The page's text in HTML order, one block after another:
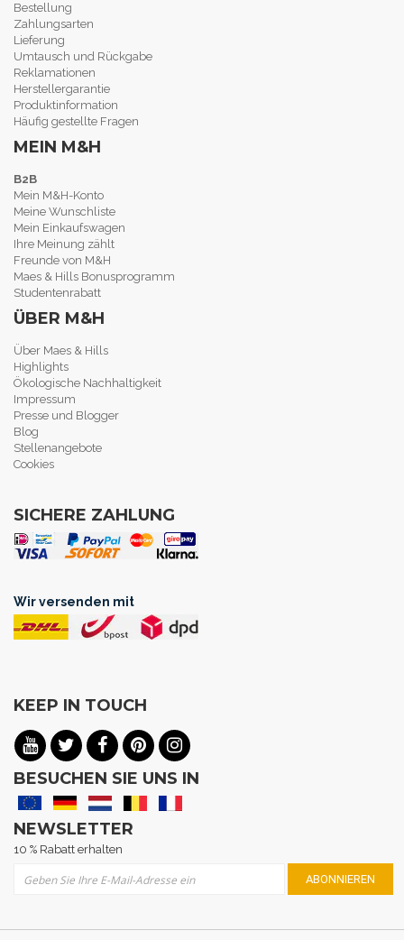
Bestellung
Zahlungsarten
Lieferung
Umtausch und Rückgabe
Reklamationen
Herstellergarantie
Produktinformation
Häufig gestellte Fragen
MEIN M&H
B2B
Mein M&H-Konto
Meine Wunschliste
Mein Einkaufswagen
Ihre Meinung zählt
Freunde von M&H
Maes & Hills Bonusprogramm
Studentenrabatt
ÜBER M&H
Über Maes & Hills
Highlights
Ökologische Nachhaltigkeit
Impressum
Presse und Blogger
Blog
Stellenangebote
Cookies
SICHERE ZAHLUNG
Wir versenden mit
KEEP IN TOUCH
BESUCHEN SIE UNS IN
NEWSLETTER
10 % Rabatt erhalten
ABONNIEREN